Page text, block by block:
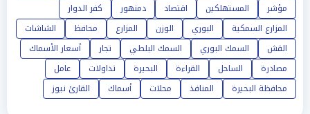
مؤشر
المستهلكين اقتصاد دمنهور
كفر الدوار
المزارع السمكية
البوري الوزن المزارع محافظ
الشاشات
القش
السمك البوري السمك البلطي تجار
أسعار الأسماك
مصادرة
الساحل القراءة البحيرة تداولات
عامل
محافظة البحيرة
المنافذ محلات أسماك القارئ نيوز